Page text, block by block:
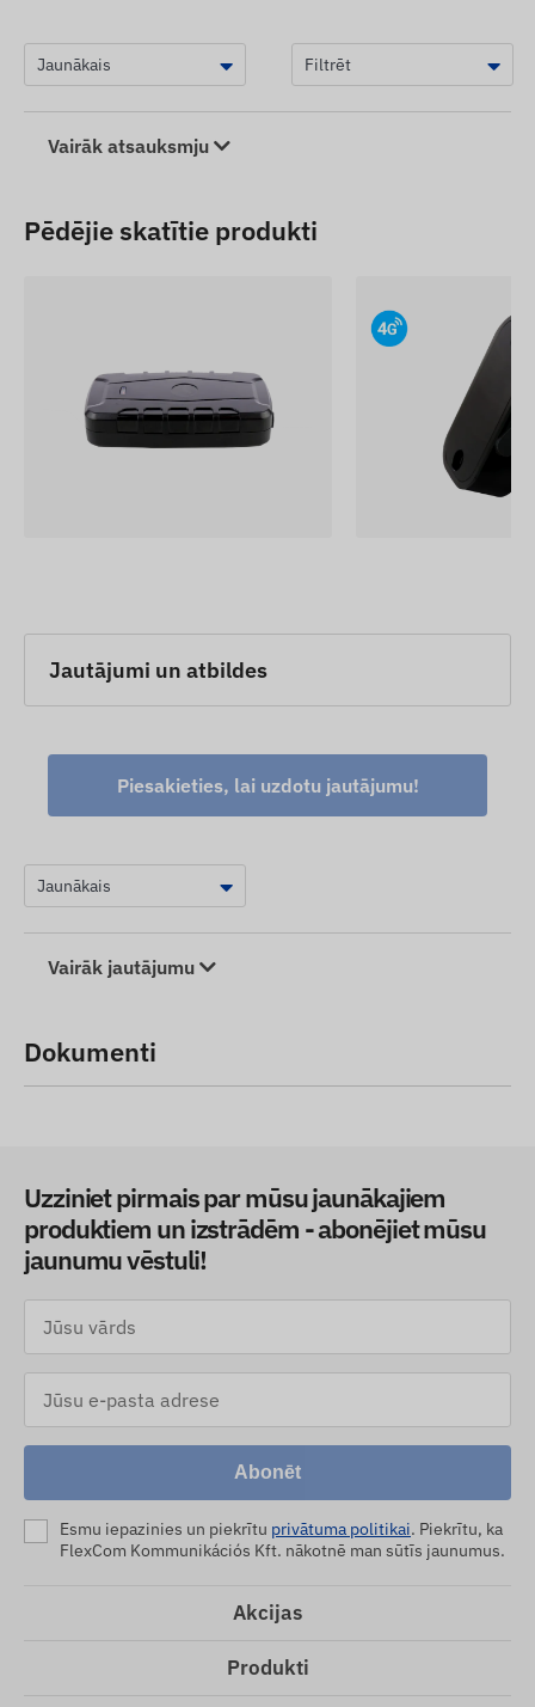
modulis
precīza vai bez kļūdām. Ražotājs patur tiesības bez
parametrus vai iepakojumu – ar to saistīto datu
atjaunināšana mūsu tīmekļa vietnē notiek pēc
Vairāk atsauksmju
Pēdējie skatītie produkti
Jautājumi un atbildes
Piesakieties, lai uzdotu jautājumu!
Vairāk jautājumu
Dokumenti
Uzziniet pirmais par mūsu jaunākajiem
produktiem un izstrādēm - abonējiet mūsu
jaunumu vēstuli!
Abonēt
Esmu iepazinies un piekrītu privātuma politikai. Piekrītu, ka
FlexCom Kommunikációs Kft. nākotnē man sūtīs jaunumus.
Akcijas
Produkti